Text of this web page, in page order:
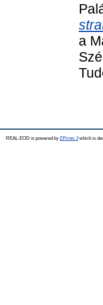
a
REAL-EOD is powered by EPrints 3which is